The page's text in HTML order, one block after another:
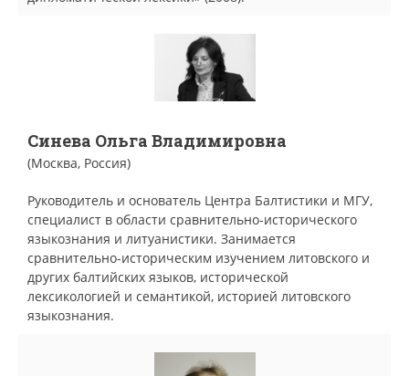
Синева Ольга Владимировна
(Москва, Россия)
Руководитель и основатель Центра Балтистики и МГУ,
специалист в области сравнительно-исторического
языкознания и литуанистики. Занимается
сравнительно-историческим изучением литовского и
других балтийских языков, исторической
лексикологией и семантикой, историей литовского
языкознания.